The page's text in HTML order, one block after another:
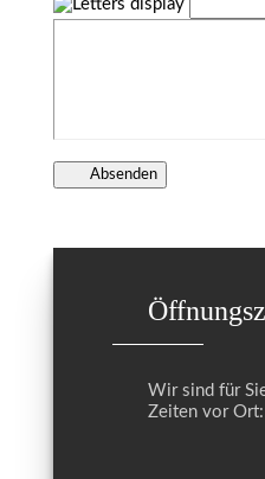
Absenden
Wir sind für
Zeiten vor Ort: